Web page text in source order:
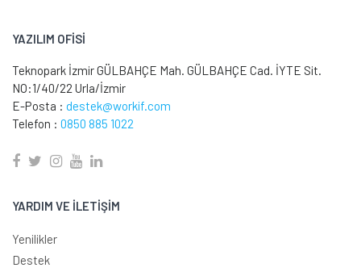
YAZILIM OFİSİ
Teknopark İzmir GÜLBAHÇE Mah. GÜLBAHÇE Cad. İYTE Sit.
NO:1/40/22 Urla/İzmir
E-Posta : destek@workif.com
Telefon : 0850 885 1022
YARDIM VE İLETİŞİM
Yenilikler
Destek